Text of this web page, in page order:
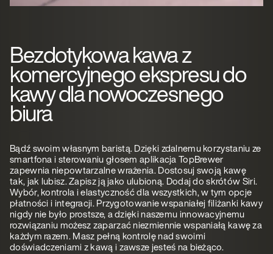
Bezdotykowa kawa z
komercyjnego ekspresu do
kawy dla nowoczesnego
biura
Bądź swoim własnym baristą. Dzięki zdalnemu korzystaniu ze
smartfona i sterowaniu głosem aplikacja TopBrewer
zapewnia niepowtarzalne wrażenia. Dostosuj swoją kawę
tak, jak lubisz. Zapisz ją jako ulubioną. Dodaj do skrótów Siri.
Wybór, kontrola i elastyczność dla wszystkich, w tym opcje
płatności i integracji. Przygotowanie wspaniałej filiżanki kawy
nigdy nie było prostsze, a dzięki naszemu innowacyjnemu
rozwiązaniu możesz zaparzać niezmiennie wspaniałą kawę za
każdym razem. Masz pełną kontrolę nad swoimi
doświadczeniami z kawą i zawsze jesteś na bieżąco.